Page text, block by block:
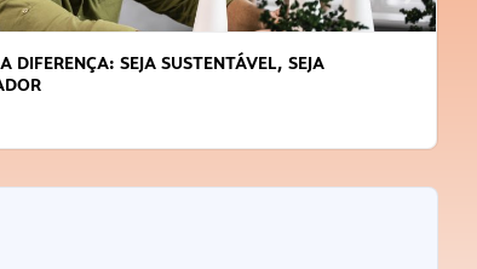
APRENDA A GERENCIAR O SEU TEMPO